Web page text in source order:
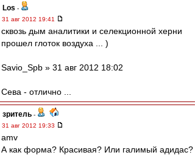
Los -
31 авг 2012 19:41
сквозь дым аналитики и селекционной херни
прошел глоток воздуха ... )
Savio_Spb » 31 авг 2012 18:02
Сева - отлично ...
зpитель -
31 авг 2012 19:33
amv
А как форма? Красивая? Или галимый адидас?